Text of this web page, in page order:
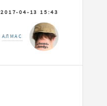
2017-04-13 15:43
АЛМАС